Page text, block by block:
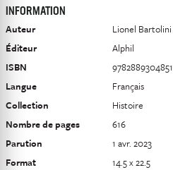
INFORMATION
Auteur
Lionel Bartolini
Éditeur
Alphil
ISBN
9782889304851
Langue
Français
Collection
Histoire
Nombre de pages
616
Parution
1 avr. 2023
Format
14.5 x 22.5